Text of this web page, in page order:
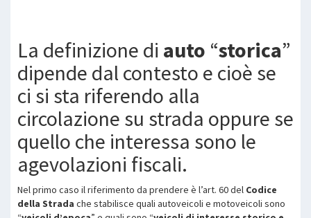
La definizione di auto “storica”
dipende dal contesto e cioè se
ci si sta riferendo alla
circolazione su strada oppure se
quello che interessa sono le
agevolazioni fiscali.
Nel primo caso il riferimento da prendere è l’art. 60 del Codice
della Strada che stabilisce quali autoveicoli e motoveicoli sono